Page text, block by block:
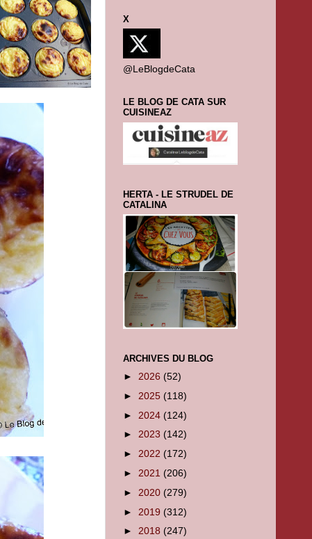
X
@LeBlogdeCata
LE BLOG DE CATA SUR
CUISINEAZ
HERTA - LE STRUDEL DE
CATALINA
ARCHIVES DU BLOG
► 2026 (52)
► 2025 (118)
► 2024 (124)
► 2023 (142)
► 2022 (172)
► 2021 (206)
► 2020 (279)
► 2019 (312)
► 2018 (247)